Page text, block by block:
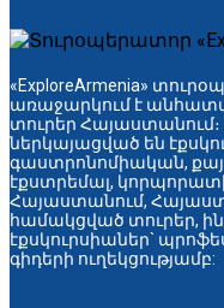
«ExploreArmenia»
առաջարկում է
տուրեր
ներկայացված են
գաստրոնոմիական,
էքստրեմալ,
Հայաստանում,
համակցված տուրեր,
էքսկուրսիաներ`
գիդերի ուղեկցությամբ: